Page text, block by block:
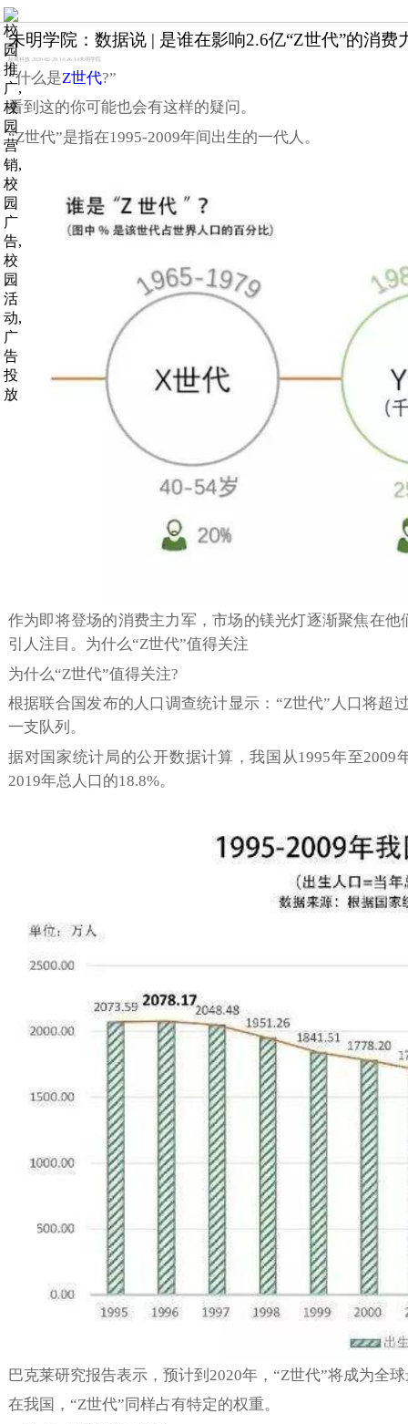
未明学院：数据说 | 是谁在影响2.6亿“Z世代”的消费
校果科技 2020-02-28 14:26:14 未明学院
“什么是Z世代?”
看到这的你可能也会有这样的疑问。
“Z世代”是指在1995-2009年间出生的一代人。
作为即将登场的消费主力军，市场的镁光灯逐渐聚焦在
引人注目。为什么“Z世代”值得关注
为什么“Z世代”值得关注?
根据联合国发布的人口调查统计显示：“Z世代”人口将超
一支队列。
据对国家统计局的公开数据计算，我国从1995年至
2019年总人口的18.8%。
巴克莱研究报告表示，预计到2020年，“Z世代”将成为全
在我国，“Z世代”同样占有特定的权重。